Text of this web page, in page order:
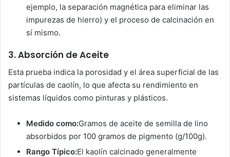
ejemplo, la separación magnética para eliminar las
impurezas de hierro) y el proceso de calcinación en
sí mismo.
3. Absorción de Aceite
Esta prueba indica la porosidad y el área superficial de las
partículas de caolín, lo que afecta su rendimiento en
sistemas líquidos como pinturas y plásticos.
Medido como:Gramos de aceite de semilla de lino
absorbidos por 100 gramos de pigmento (g/100g).
Rango Típico:El kaolín calcinado generalmente